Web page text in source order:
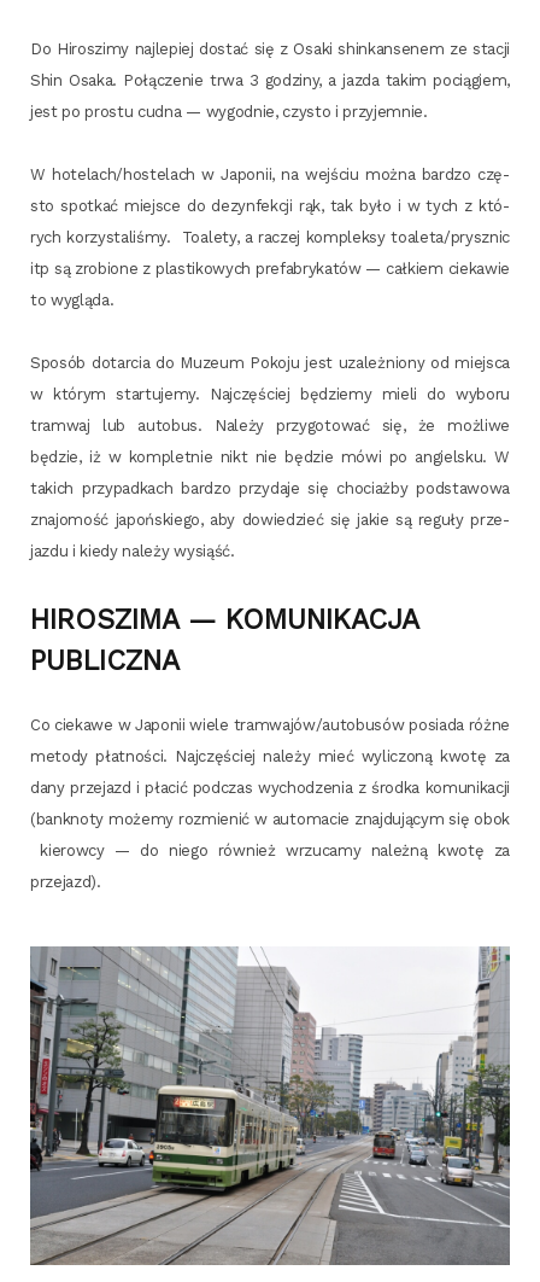
Do Hiro­szi­my naj­le­piej dostać się z Osa­ki shin­kan­se­nem ze sta­cji
Shin Osa­ka. Połą­cze­nie trwa 3 godzi­ny, a jaz­da takim pocią­giem,
jest po pro­stu cud­na — wygod­nie, czy­sto i przyjemnie.
W hotelach/hostelach w Japo­nii, na wej­ściu moż­na bar­dzo czę­
sto spo­tkać miej­sce do dezyn­fek­cji rąk, tak było i w tych z któ­
rych korzy­sta­li­śmy. Toa­le­ty, a raczej kom­plek­sy toaleta/prysznic
itp są zro­bio­ne z pla­sti­ko­wych pre­fa­bry­ka­tów — cał­kiem cie­ka­wie
to wygląda.
Spo­sób dotar­cia do Muzeum Poko­ju jest uza­leż­nio­ny od miej­sca
w któ­rym star­tu­je­my. Naj­czę­ściej będzie­my mie­li do wybo­ru
tram­waj lub auto­bus. Nale­ży przy­go­to­wać się, że moż­li­we
będzie, iż w kom­plet­nie nikt nie będzie mówi po angiel­sku. W
takich przy­pad­kach bar­dzo przy­da­je się cho­ciaż­by pod­sta­wo­wa
zna­jo­mość japoń­skie­go, aby dowie­dzieć się jakie są regu­ły prze­
jaz­du i kie­dy nale­ży wysiąść.
HIROSZIMA — KOMUNIKACJA
PUBLICZNA
Co cie­ka­we w Japo­nii wie­le tramwajów/autobusów posia­da róż­ne
meto­dy płat­no­ści. Naj­czę­ściej nale­ży mieć wyli­czo­ną kwo­tę za
dany prze­jazd i pła­cić pod­czas wycho­dze­nia z środ­ka komu­ni­ka­cji
(bank­no­ty może­my roz­mie­nić w auto­ma­cie znaj­du­ją­cym się obok
kie­row­cy — do nie­go rów­nież wrzu­ca­my należ­ną kwo­tę za
przejazd).